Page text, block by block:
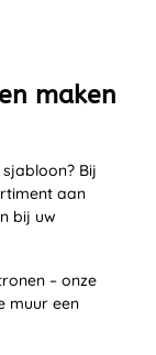
maken
Bij
aan
bij uw
– onze
muur een